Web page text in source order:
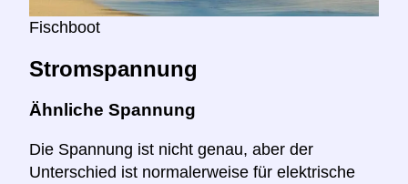
Fischboot
Stromspannung
Ähnliche Spannung
Die Spannung ist nicht genau, aber der
Unterschied ist normalerweise für elektrische